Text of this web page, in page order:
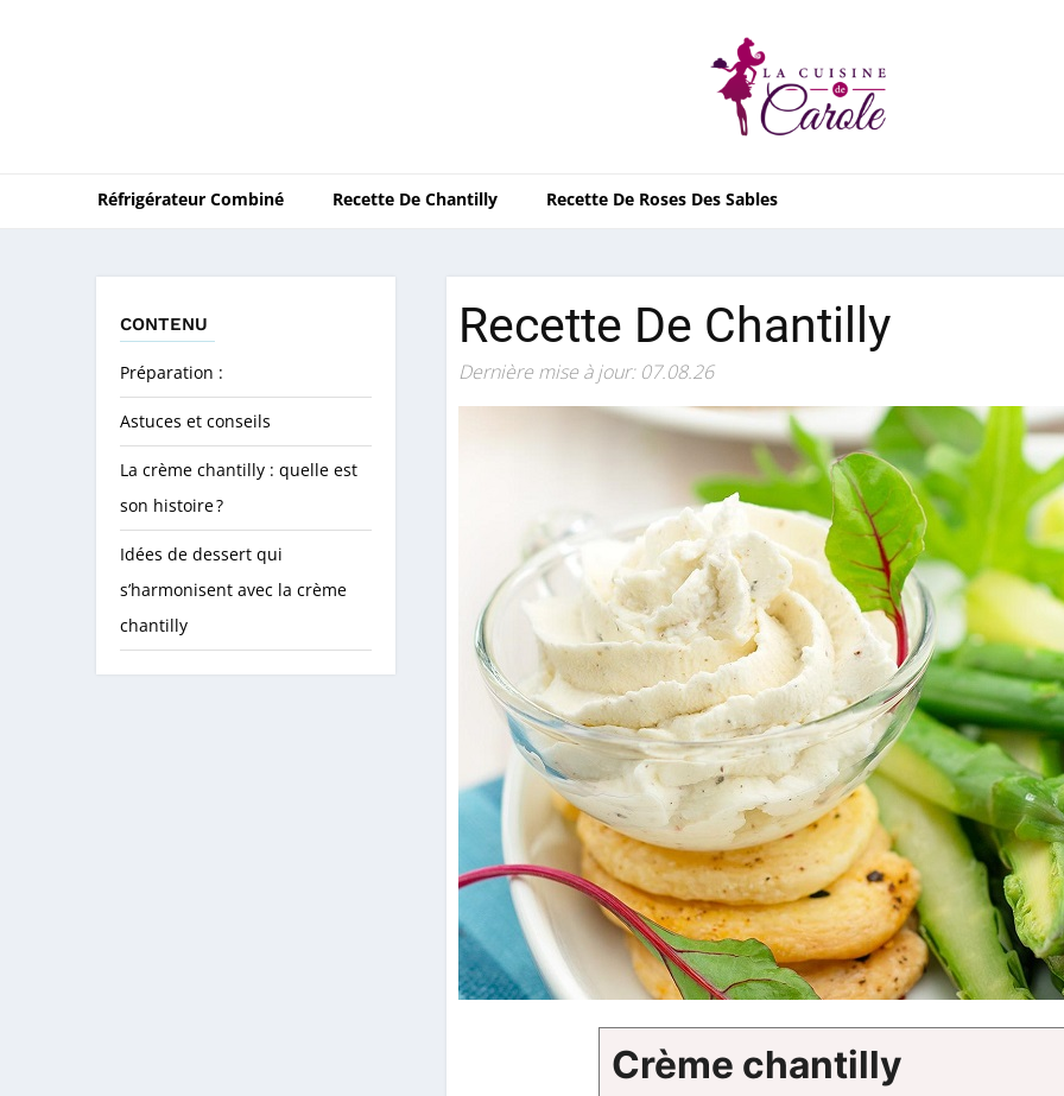
Réfrigérateur Combiné Recette De Chantilly Recette De Roses Des Sables
CONTENU
Préparation :
Astuces et conseils
La crème chantilly : quelle est
son histoire ?
Idées de dessert qui
s’harmonisent avec la crème
chantilly
Recette De Chantilly
Dernière mise à jour: 07.08.26
Crème chantilly